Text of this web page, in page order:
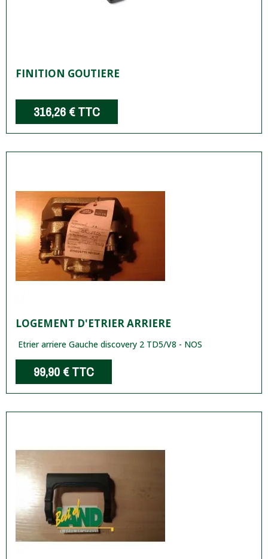
FINITION GOUTIERE
316,26 €TTC
LOGEMENT D'ETRIER ARRIERE
Etrier arriere Gauche discovery 2 TD5/V8 - NOS
99,90 €TTC